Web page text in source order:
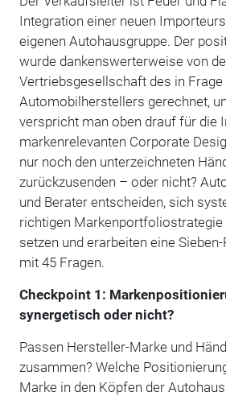
Integration einer neuen
eigenen Autohausgruppe. Der
wurde dankenswerterweise von
Vertriebsgesellschaft des in
Automobilherstellers gerechnet,
verspricht man oben drauf für die
markenrelevanten Corporate
nur noch den unterzeichneten
zurückzusenden – oder nicht?
und Berater entscheiden, sich
richtigen Markenportfoliostrategie
setzen und erarbeiten eine
mit 45 Fragen.
Checkpoint 1:
synergetisch oder nicht?
Passen Hersteller-Marke und
zusammen? Welche
Marke in den Köpfen der